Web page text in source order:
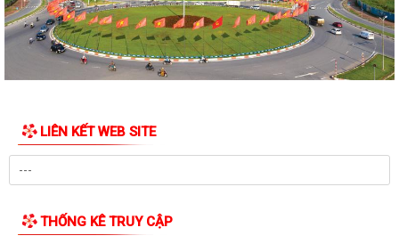
PHƯỜNG NGÔ QUYỀN THĂM HỎI, TẶNG QUÀ GIA ĐÌNH CHÍNH SÁCH,
NGƯỜI CÓ CÔNG NHÂN DỊP 27/7
PHƯỜNG NGÔ QUYỀN VIẾNG NGHĨA TRANG LIỆT SĨ NHÂN KỶ NIỆM 79
NĂM NGÀY THƯƠNG BINH LIỆT SĨ 27/7
UBND PHƯỜNG NGÔ QUYỀN THÔNG BÁO THỜI GIAN TỔ CHỨC HỘI
NGHỊ ĐỐI THOẠI DOANH NGHIỆP, HỘ KINH DOANH,...
PHƯỜNG NGÔ QUYỀN TỔ CHỨC GIAO BAN TỔ DÂN PHỐ SAU SẮP XẾP,
HỘI ĐỒNG NHÂN DÂN PHƯỜNG NGÔ QUYỀN THÔNG BÁO KẾT QUẢ KỲ
LIÊN KẾT WEB SITE
THỐNG KÊ TRUY CẬP